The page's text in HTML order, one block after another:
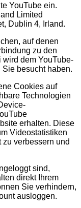
YouTube ein.
Limited
Dublin 4, Irland.
auf denen
zu den
wird dem YouTube-
besucht haben.
Cookies auf
Technologien
erhalten. Diese
Videostatistiken
verbessern und
sind,
direkt Ihrem
Sie verhindern,
ausloggen.